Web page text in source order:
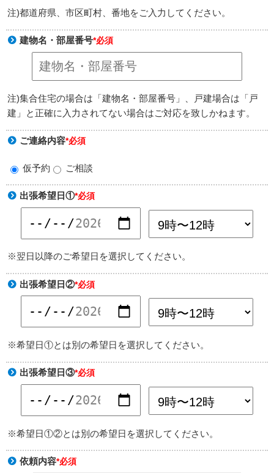
注)都道府県、市区町村、番地をご入力してください。
建物名・部屋番号*必須
注)集合住宅の場合は「建物名・部屋番号」、戸建場合は「戸
建」と正確に入力されてない場合はご対応を致しかねます。
ご連絡内容*必須
仮予約 ご相談
出張希望日①*必須
※翌日以降のご希望日を選択してください。
出張希望日②*必須
※希望日①とは別の希望日を選択してください。
出張希望日③*必須
※希望日①②とは別の希望日を選択してください。
依頼内容*必須